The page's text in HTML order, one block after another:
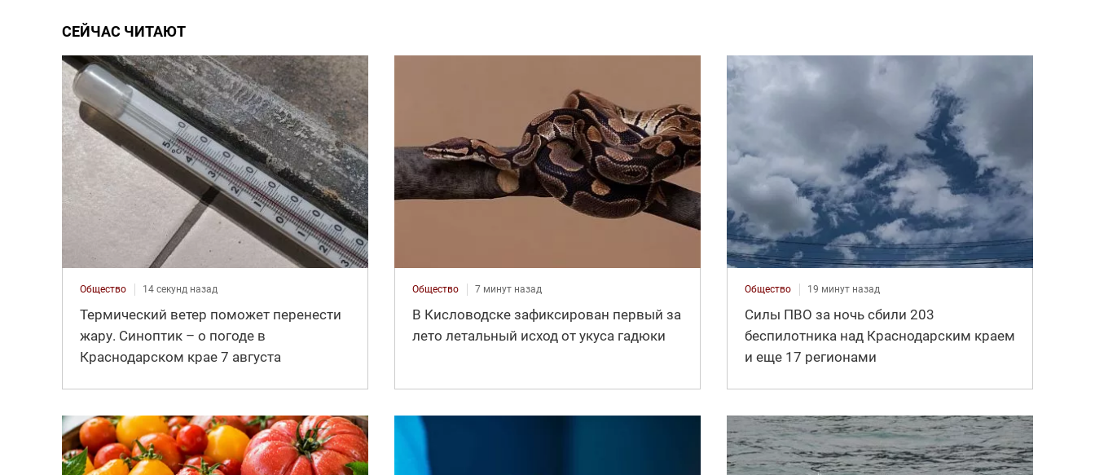
СЕЙЧАС ЧИТАЮТ
Общество 14 секунд назад
Термический ветер поможет перенести
жару. Синоптик – о погоде в
Краснодарском крае 7 августа
Общество 7 минут назад
В Кисловодске зафиксирован первый за
лето летальный исход от укуса гадюки
Общество 19 минут назад
Силы ПВО за ночь сбили 203
беспилотника над Краснодарским краем
и еще 17 регионами